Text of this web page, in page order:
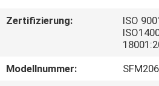
AUSFLUG
Zertifizierung:
ISO
Modellnummer: